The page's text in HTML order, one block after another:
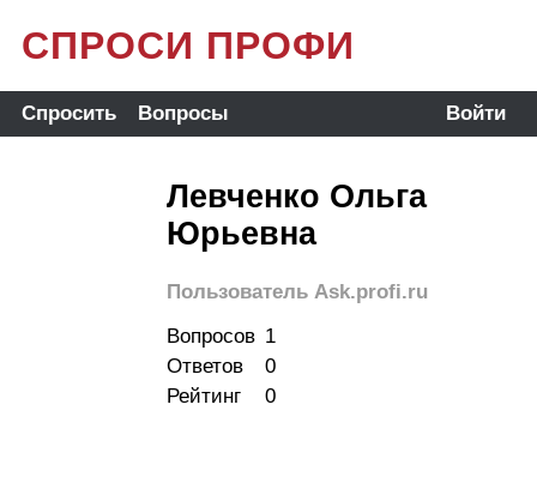
СПРОСИ ПРОФИ
Спросить Вопросы Войти
Левченко Ольга
Юрьевна
Пользователь Ask.profi.ru
Вопросов 1
Ответов
0
Рейтинг
0